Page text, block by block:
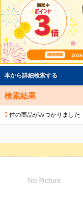
本から詳細検索する
検索結果
5件の商品がみつかりました